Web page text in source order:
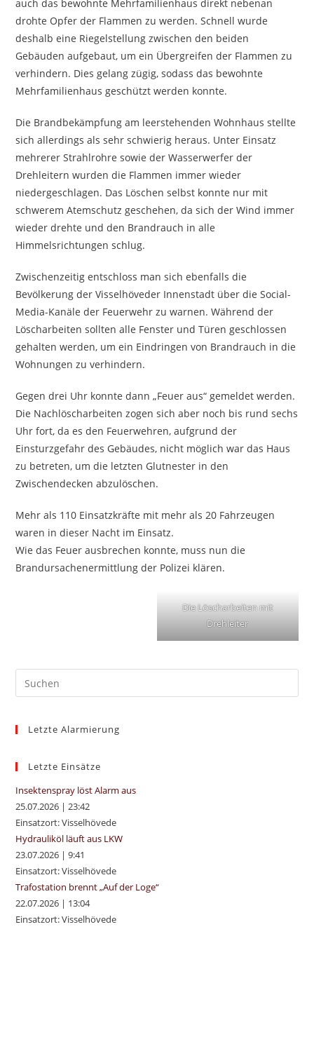
auch das bewohnte Mehrfamilienhaus direkt nebenan
drohte Opfer der Flammen zu werden. Schnell wurde
deshalb eine Riegelstellung zwischen den beiden
Gebäuden aufgebaut, um ein Übergreifen der Flammen zu
verhindern. Dies gelang zügig, sodass das bewohnte
Mehrfamilienhaus geschützt werden konnte.
Die Brandbekämpfung am leerstehenden Wohnhaus stellte
sich allerdings als sehr schwierig heraus. Unter Einsatz
mehrerer Strahlrohre sowie der Wasserwerfer der
Drehleitern wurden die Flammen immer wieder
niedergeschlagen. Das Löschen selbst konnte nur mit
schwerem Atemschutz geschehen, da sich der Wind immer
wieder drehte und den Brandrauch in alle
Himmelsrichtungen schlug.
Zwischenzeitig entschloss man sich ebenfalls die
Bevölkerung der Visselhöveder Innenstadt über die Social-
Media-Kanäle der Feuerwehr zu warnen. Während der
Löscharbeiten sollten alle Fenster und Türen geschlossen
gehalten werden, um ein Eindringen von Brandrauch in die
Wohnungen zu verhindern.
Gegen drei Uhr konnte dann „Feuer aus“ gemeldet werden.
Die Nachlöscharbeiten zogen sich aber noch bis rund sechs
Uhr fort, da es den Feuerwehren, aufgrund der
Einsturzgefahr des Gebäudes, nicht möglich war das Haus
zu betreten, um die letzten Glutnester in den
Zwischendecken abzulöschen.
Mehr als 110 Einsatzkräfte mit mehr als 20 Fahrzeugen
waren in dieser Nacht im Einsatz.
Wie das Feuer ausbrechen konnte, muss nun die
Brandursachenermittlung der Polizei klären.
Die Löscharbeiten mit
Drehleiter
Letzte Alarmierung
Letzte Einsätze
Insektenspray löst Alarm aus
25.07.2026 |23:42
Einsatzort: Visselhövede
Hydrauliköl läuft aus LKW
23.07.2026 |9:41
Einsatzort: Visselhövede
Trafostation brennt „Auf der Loge“
22.07.2026 | 13:04
Einsatzort: Visselhövede